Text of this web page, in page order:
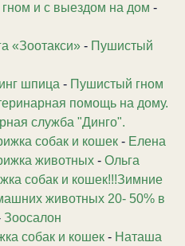
и с выездом на дом -
«Зоотакси» - Пушистый
шпица - Пушистый гном
помощь на дому.
служба "Динго".
собак и кошек - Елена
животных - Ольга
собак и кошек!!!Зимние
животных 20- 50% в
Зоосалон
собак и кошек - Наташа